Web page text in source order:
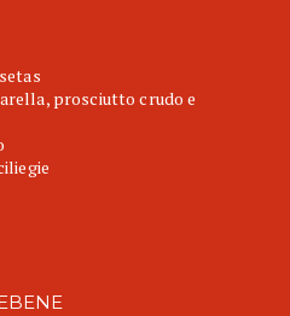
prosciutto crudo e